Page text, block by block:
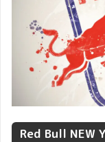
Red Bull NEW